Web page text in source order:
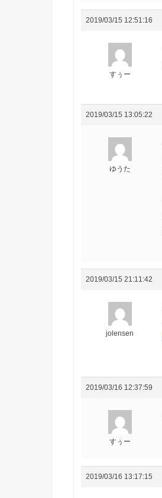
2019/03/15 12:51:16
すぅー
2019/03/15 13:05:22
ゆうた
2019/03/15 21:11:42
jolensen
2019/03/16 12:37:59
すぅー
2019/03/16 13:17:15